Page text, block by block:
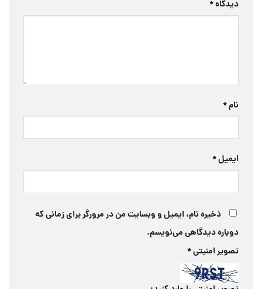
دیدگاه*
نام*
ایمیل*
ذخیره نام، ایمیل و وبسایت من در مرورگر برای زمانی که
دوباره دیدگاهی می‌نویسم.
تصویر امنیتی*